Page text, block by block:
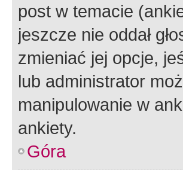
post w temacie
jeszcze nie oddał
zmieniać jej opcje,
lub administrator
manipulowanie w
ankiety.
Góra